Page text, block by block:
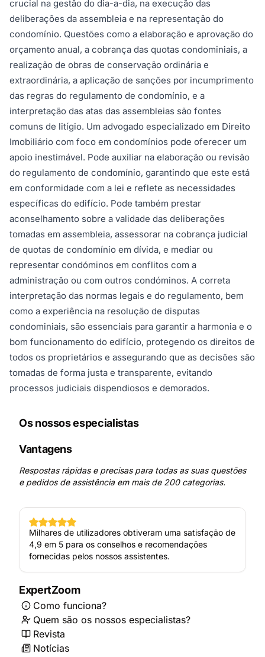
crucial na gestão do dia-a-dia, na execução das
deliberações da assembleia e na representação do
condomínio. Questões como a elaboração e aprovação do
orçamento anual, a cobrança das quotas condominiais, a
realização de obras de conservação ordinária e
extraordinária, a aplicação de sanções por incumprimento
das regras do regulamento de condomínio, e a
interpretação das atas das assembleias são fontes
comuns de litígio. Um advogado especializado em Direito
Imobiliário com foco em condomínios pode oferecer um
apoio inestimável. Pode auxiliar na elaboração ou revisão
do regulamento de condomínio, garantindo que este está
em conformidade com a lei e reflete as necessidades
específicas do edifício. Pode também prestar
aconselhamento sobre a validade das deliberações
tomadas em assembleia, assessorar na cobrança judicial
de quotas de condomínio em dívida, e mediar ou
representar condóminos em conflitos com a
administração ou com outros condóminos. A correta
interpretação das normas legais e do regulamento, bem
como a experiência na resolução de disputas
condominiais, são essenciais para garantir a harmonia e o
bom funcionamento do edifício, protegendo os direitos de
todos os proprietários e assegurando que as decisões são
tomadas de forma justa e transparente, evitando
processos judiciais dispendiosos e demorados.
Os nossos especialistas
Vantagens
Respostas rápidas e precisas para todas as suas questões
e pedidos de assistência em mais de 200 categorias.
Milhares de utilizadores obtiveram uma satisfação de
4,9 em 5 para os conselhos e recomendações
fornecidas pelos nossos assistentes.
ExpertZoom
Como funciona?
Quem são os nossos especialistas?
Revista
Notícias